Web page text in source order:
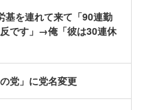
基を連れて来て「90連勤
です」→俺「彼は30連休
党」に党名変更